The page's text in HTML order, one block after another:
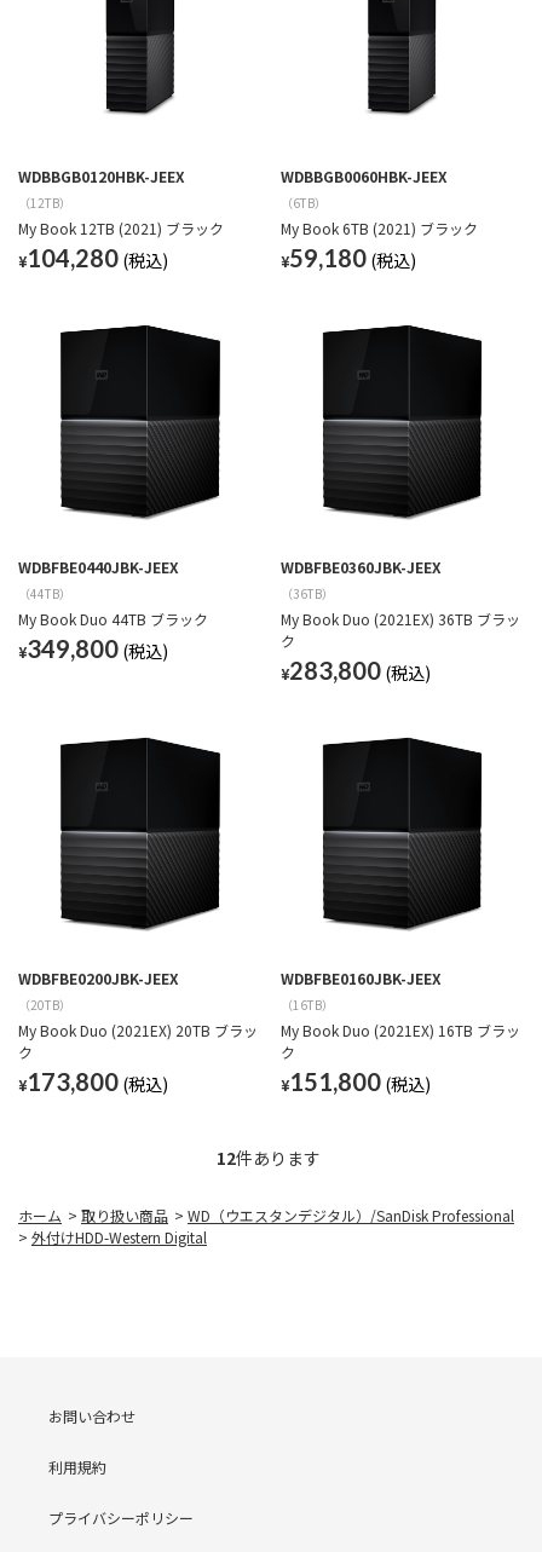
WDBBGB0120HBK-JEEX
（12TB）
My Book 12TB (2021) ブラック
¥104,280
WDBBGB0060HBK-JEEX
（6TB）
My Book 6TB (2021) ブラック
¥59,180
WDBFBE0440JBK-JEEX
（44TB）
My Book Duo 44TB ブラック
¥349,800
WDBFBE0360JBK-JEEX
（36TB）
My Book Duo (2021EX) 36TB ブラッ
ク
¥283,800
WDBFBE0200JBK-JEEX
（20TB）
My Book Duo (2021EX) 20TB ブラッ
ク
¥173,800
WDBFBE0160JBK-JEEX
（16TB）
My Book Duo (2021EX) 16TB ブラッ
ク
¥151,800
12件あります
ホーム > 取り扱い商品 > WD（ウエスタンデジタル）/SanDisk Professional
> 外付けHDD-Western Digital
お問い合わせ
利用規約
プライバシーポリシー